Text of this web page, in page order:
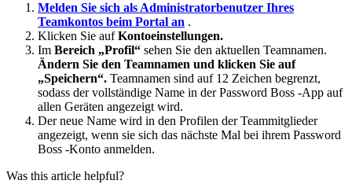
Melden Sie sich als Administratorbenutzer Ihres
Teamkontos beim Portal an .
Klicken Sie auf Kontoeinstellungen.
Im Bereich „Profil“ sehen Sie den aktuellen Teamnamen.
Ändern Sie den Teamnamen und klicken Sie auf
„Speichern“. Teamnamen sind auf 12 Zeichen begrenzt,
sodass der vollständige Name in der Password Boss -App auf
allen Geräten angezeigt wird.
Der neue Name wird in den Profilen der Teammitglieder
angezeigt, wenn sie sich das nächste Mal bei ihrem Password
Boss -Konto anmelden.
Was this article helpful?